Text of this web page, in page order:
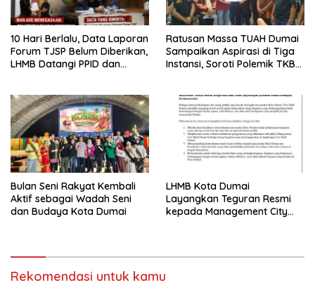
10 Hari Berlalu, Data Laporan
Forum TJSP Belum Diberikan,
LHMB Datangi PPID dan
Ratusan Massa TUAH Dumai
Sampaikan Aspirasi di Tiga
Instansi, Soroti Polemik TKBM
Bulan Seni Rakyat Kembali
Aktif sebagai Wadah Seni
dan Budaya Kota Dumai
LHMB Kota Dumai
Layangkan Teguran Resmi
kepada Management City
Rekomendasi untuk kamu